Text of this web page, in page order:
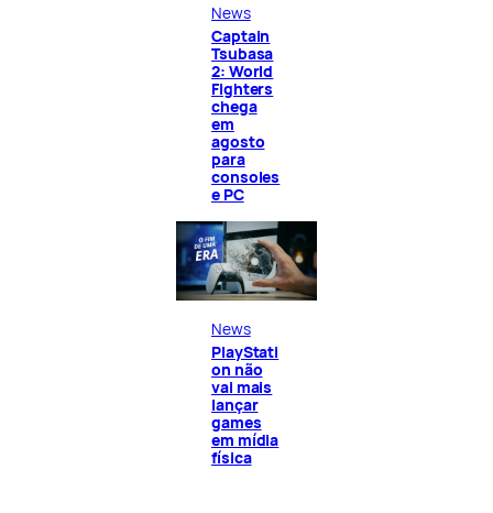
News
Captain
Tsubasa
2: World
Fighters
chega
em
agosto
para
consoles
e PC
News
PlayStati
on não
vai mais
lançar
games
em mídia
física